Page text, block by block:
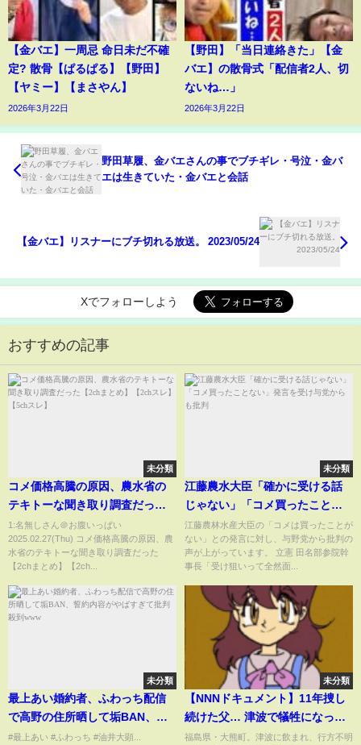
【金バエ】一周忌 命日未だ不確
定? 散骨【ぱるぱる】【野田】
【ヤミー】【まさやん】
2026年3月22日
【野田】「当日連絡きた」【金
バエ】の散骨式「配信者2人、切
ないね…」
2026年3月22日
野田草履、金バエさんの事でブチギレ・号泣・金バ
エは生きていた・金バエと会話
【金バエ】リスナーにブチ切れる放送。 2023/05/24
Xでフォローしよう
おすすめの記事
未分類
コメ価格高騰の原因、農水省の
テキトーな聞き取り調査だった
【2chまとめ】【2chスレ】
【5chスレ】
1:名無しさん＠お腹いっぱい
2025.02.27(Thu) コメ価格高騰の原因、農
水省のテキトーな聞き取り調査だった
【2chまとめ】【2ch...
未分類
江藤農水大臣「確かに受ける話
じゃない」「コメ買ったことな
い」発言を受け与党からも批判
江藤農林水産大臣の「コメは買ったことが
ない」との発言に対し、与野党から批判の
声が上がっています。 立憲 田名部参院幹
事長「受け狙いって全然面...
未分類
最上あい婚約者、ふわっち配信
で高野の住所晒して垢BAN、誓
約内容がやばすぎて批判殺到
#最上あい #ふわっち #油井大顕...
未分類
【NNNドキュメント】11年捜し
続けた父… 津波で犠牲になった
娘との再会 東日本大震災と福
福島県・大熊町。津波に飲まれ、行方不明